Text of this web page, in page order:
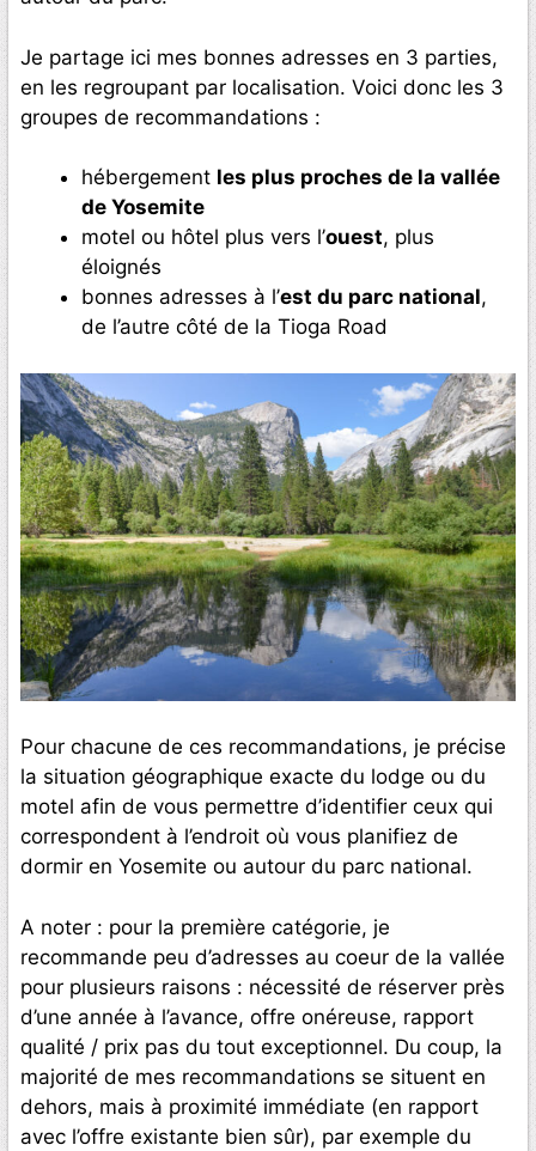
Je partage ici mes bonnes adresses en 3 parties,
en les regroupant par localisation. Voici donc les 3
groupes de recommandations :
hébergement les plus proches de la vallée
de Yosemite
motel ou hôtel plus vers l’ouest, plus
éloignés
bonnes adresses à l’est du parc national,
de l’autre côté de la Tioga Road
Pour chacune de ces recommandations, je précise
la situation géographique exacte du lodge ou du
motel afin de vous permettre d’identifier ceux qui
correspondent à l’endroit où vous planifiez de
dormir en Yosemite ou autour du parc national.
A noter : pour la première catégorie, je
recommande peu d’adresses au coeur de la vallée
pour plusieurs raisons : nécessité de réserver près
d’une année à l’avance, offre onéreuse, rapport
qualité / prix pas du tout exceptionnel. Du coup, la
majorité de mes recommandations se situent en
dehors, mais à proximité immédiate (en rapport
avec l’offre existante bien sûr), par exemple du